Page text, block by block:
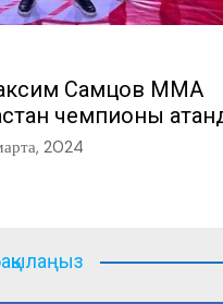
Самцов ММА
чемпионы
2024